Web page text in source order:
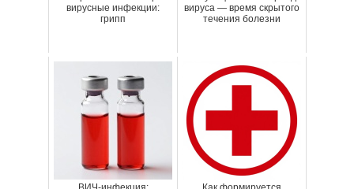
вирусные инфекции:
грипп
вируса — время скрытого
течения болезни